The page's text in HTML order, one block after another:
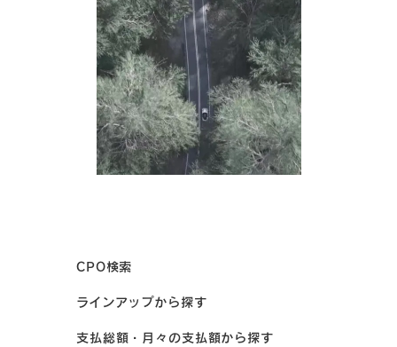
CPO検索
ラインアップから探す
支払総額・月々の支払額から探す